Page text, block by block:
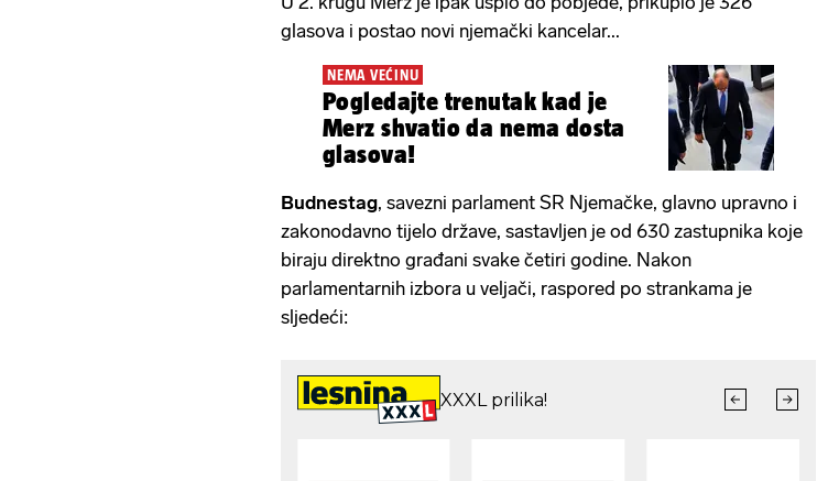
glasova i postao novi njemački kancelar...
NEMA VEĆINU
Pogledajte trenutak kad je
Merz shvatio da nema dosta
glasova!
Budnestag, savezni parlament SR Njemačke, glavno upravno i
zakonodavno tijelo države, sastavljen je od 630 zastupnika koje
biraju direktno građani svake četiri godine. Nakon
parlamentarnih izbora u veljači, raspored po strankama je
sljedeći: